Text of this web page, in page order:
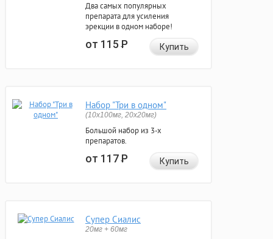
Два самых популярных
препарата для усиления
эрекции в одном наборе!
от 115Р Купить
Набор "Три в одном"
(10x100мг, 20x20мг)
Большой набор из 3-х
препаратов.
от 117Р Купить
Супер Сиалис
20мг + 60мг